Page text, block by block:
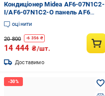
Кондиціонер Midea AF6-07N1C2-
I/AF6-07N1C2-O панель AF6
Forest DC Inverter
оцінити
20 800 -6 356 ₴
14 444 ₴/шт.
Доставимо